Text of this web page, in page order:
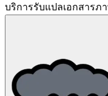
บริการรับแปลเอกสารภ